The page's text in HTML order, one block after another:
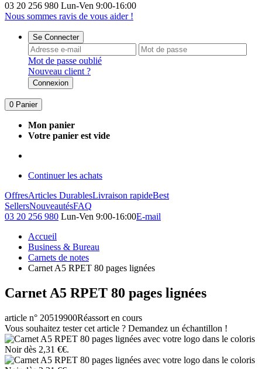
03 20 256 980 Lun-Ven 9:00-16:00
Nous sommes ravis de vous aider !
Se Connecter
Mot de passe oublié
Nouveau client ?
Connexion
0 Panier
Mon panier
Votre panier est vide
Continuer les achats
OffresArticles DurablesLivraison rapideBest
SellersNouveautésFAQ
03 20 256 980 Lun-Ven 9:00-16:00E-mail
Accueil
Business & Bureau
Carnets de notes
Carnet A5 RPET 80 pages lignées
Carnet A5 RPET 80 pages lignées
article n° 20519900Réassort en cours
Vous souhaitez tester cet article ? Demandez un échantillon !